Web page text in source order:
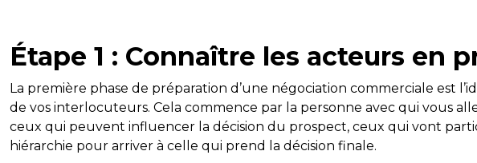
Étape 1 : Connaître les acteurs en
La première phase de préparation d’une négociation commerciale est
de vos interlocuteurs. Cela commence par la personne avec qui vous
ceux qui peuvent influencer la décision du prospect, ceux qui vont
hiérarchie pour arriver à celle qui prend la décision finale.